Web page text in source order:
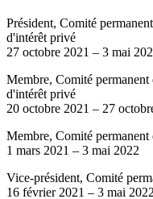
Président, Comité
d'intérêt privé
27 octobre 2021 – 3 mai
Membre, Comité permanent
d'intérêt privé
20 octobre 2021 – 27
Membre, Comité
1 mars 2021 – 3 mai 2022
Vice-président, Comité
16 février 2021 – 3 mai 2022